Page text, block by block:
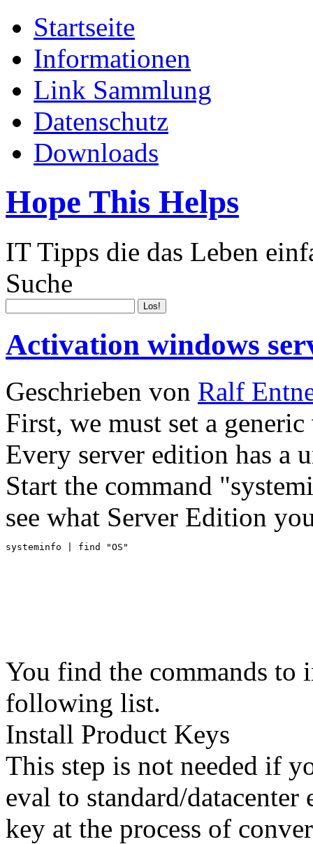
Startseite
Informationen
Link Sammlung
Datenschutz
Downloads
Hope This Helps
IT Tipps die das Leben
Suche
Activation windows
Geschrieben von Ralf
First, we must set a
Every server edition has a
Start the command
see what Server Edition
systeminfo | find "OS"
You find the commands to
following list.
Install Product Keys
This step is not needed if
eval to standard/
key at the process of